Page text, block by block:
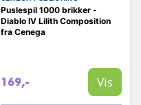
Puslespil 1000 brikker -
Diablo IV Lilith Composition
fra Cenega
169,- Vis